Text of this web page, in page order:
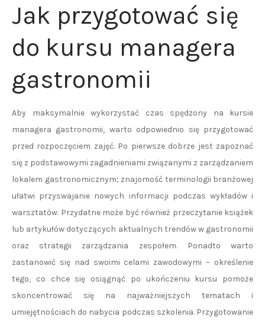
Jak przygotować się
do kursu managera
gastronomii
Aby maksymalnie wykorzystać czas spędzony na kursie
managera gastronomii, warto odpowiednio się przygotować
przed rozpoczęciem zajęć. Po pierwsze dobrze jest zapoznać
się z podstawowymi zagadnieniami związanymi z zarządzaniem
lokalem gastronomicznym; znajomość terminologii branżowej
ułatwi przyswajanie nowych informacji podczas wykładów i
warsztatów. Przydatne może być również przeczytanie książek
lub artykułów dotyczących aktualnych trendów w gastronomii
oraz strategii zarządzania zespołem. Ponadto warto
zastanowić się nad swoimi celami zawodowymi – określenie
tego, co chce się osiągnąć po ukończeniu kursu pomoże
skoncentrować się na najważniejszych tematach i
umiejętnościach do nabycia podczas szkolenia. Przygotowanie